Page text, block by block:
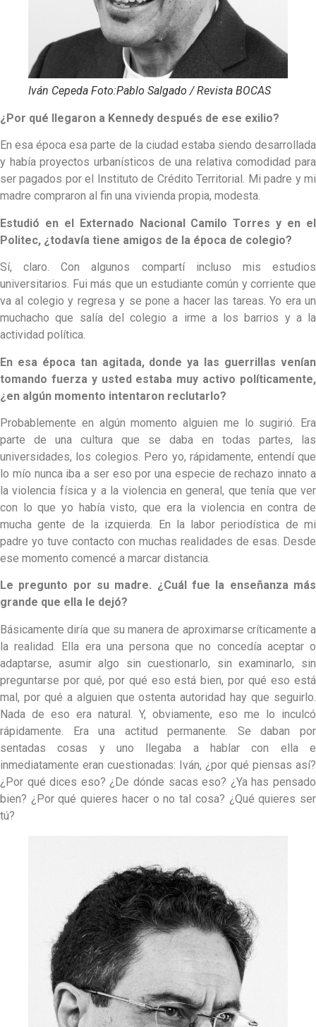
Iván Cepeda Foto:Pablo Salgado / Revista BOCAS
¿Por qué llegaron a Kennedy después de ese exilio?
En esa época esa parte de la ciudad estaba siendo desarrollada
y había proyectos urbanísticos de una relativa comodidad para
ser pagados por el Instituto de Crédito Territorial. Mi padre y mi
madre compraron al fin una vivienda propia, modesta.
Estudió en el Externado Nacional Camilo Torres y en el
Politec, ¿todavía tiene amigos de la época de colegio?
Sí, claro. Con algunos compartí incluso mis estudios
universitarios. Fui más que un estudiante común y corriente que
va al colegio y regresa y se pone a hacer las tareas. Yo era un
muchacho que salía del colegio a irme a los barrios y a la
actividad política.
En esa época tan agitada, donde ya las guerrillas venían
tomando fuerza y usted estaba muy activo políticamente,
¿en algún momento intentaron reclutarlo?
Probablemente en algún momento alguien me lo sugirió. Era
parte de una cultura que se daba en todas partes, las
universidades, los colegios. Pero yo, rápidamente, entendí que
lo mío nunca iba a ser eso por una especie de rechazo innato a
la violencia física y a la violencia en general, que tenía que ver
con lo que yo había visto, que era la violencia en contra de
mucha gente de la izquierda. En la labor periodística de mi
padre yo tuve contacto con muchas realidades de esas. Desde
ese momento comencé a marcar distancia.
Le pregunto por su madre. ¿Cuál fue la enseñanza más
grande que ella le dejó?
Básicamente diría que su manera de aproximarse críticamente a
la realidad. Ella era una persona que no concedía aceptar o
adaptarse, asumir algo sin cuestionarlo, sin examinarlo, sin
preguntarse por qué, por qué eso está bien, por qué eso está
mal, por qué a alguien que ostenta autoridad hay que seguirlo.
Nada de eso era natural. Y, obviamente, eso me lo inculcó
rápidamente. Era una actitud permanente. Se daban por
sentadas cosas y uno llegaba a hablar con ella e
inmediatamente eran cuestionadas: Iván, ¿por qué piensas así?
¿Por qué dices eso? ¿De dónde sacas eso? ¿Ya has pensado
bien? ¿Por qué quieres hacer o no tal cosa? ¿Qué quieres ser
tú?